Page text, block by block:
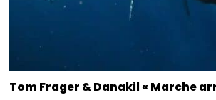
Tom Frager & Danakil « Marche